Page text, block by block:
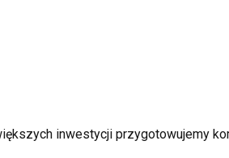
inwestycji przygotowujemy